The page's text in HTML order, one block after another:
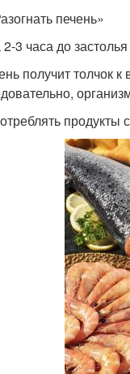
печень»
3 часа до
получит толчок
продукты